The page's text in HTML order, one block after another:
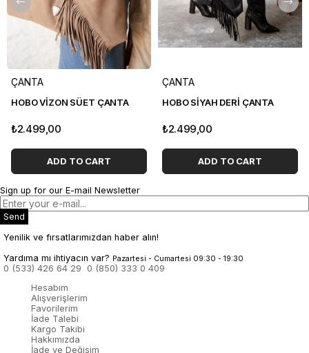
ÇANTA
HOBO VİZON SÜET ÇANTA
₺2.499,00
ADD TO CART
ÇANTA
HOBO SİYAH DERİ ÇANTA
₺2.499,00
ADD TO CART
Sign up for our E-mail Newsletter
Send
Yenilik ve fırsatlarımızdan haber alın!
Yardıma mı ihtiyacın var? Pazartesi - Cumartesi 09:30 - 19:30
0 (533) 426 64 29
0 (850) 333 0 409
Hesabım
Alışverişlerim
Favorilerim
İade Talebi
Kargo Takibi
Hakkımızda
İade ve Değişim